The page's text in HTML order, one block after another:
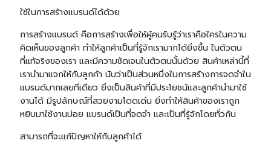
ใช้ในการสร้างแบรนด์ได้ด้วย
การสร้างแบรนด์ คือการสร้างเพื่อให้ผู้คนรับรู้ว่าเราคือใครในความ
คิดเห็นของลูกค้า ทำให้ลูกค้าเป็นที่รู้จักเรามากได้ยิ่งขึ้น ในตัวตน
ที่แท้จริงของเรา และมีความชัดเจนในตัวตนนั้นด้วย สินค้าเหล่านี้ที่
เรานำมาแจกให้กับลูกค้า นับว่าเป็นส่วนหนึ่งในการสร้างการจดจำใน
แบรนด์มากเลยทีเดียว ยิ่งเป็นสินค้าที่มีประโยชน์และลูกค้านำมาใช้
งานได้ มีรูปลักษณ์ที่สวยงามโดดเด่น ยิ่งทำให้สินค้าของเราถูก
หยิบมาใช้งานบ่อย แบรนด์เป็นที่จดจำ และเป็นที่รู้จักโดยทั่วกัน
สามารถที่จะแก้ปัญหาให้กับลูกค้าได้